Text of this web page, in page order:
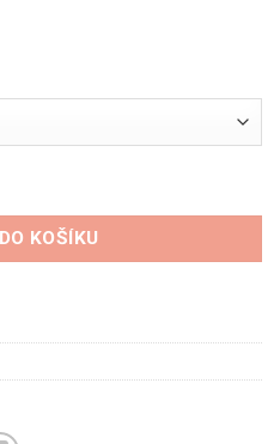
hadice množství
KOŠÍKU